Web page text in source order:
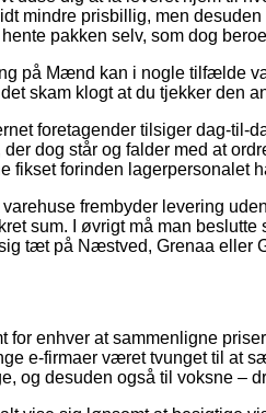
mindre prisbillig, men
pakken selv, som dog
på Mænd kan i nogle tilfælde
skam klogt at du tjekker den
foretagender tilsiger dag-til-
dog står og falder med at
fikset forinden lagerpersonalet
frembyder levering
sum. I øvrigt må man
tæt på Næstved, Grenaa eller
for enhver at sammenligne
e-firmaer været tvunget til at
og desuden også til voksne –